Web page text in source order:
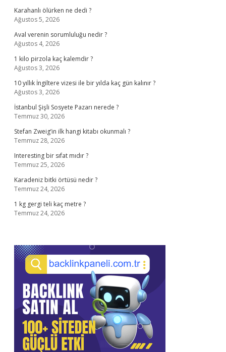
Karahanlı ölürken ne dedi ?
Ağustos 5, 2026
Aval verenin sorumluluğu nedir ?
Ağustos 4, 2026
1 kilo pirzola kaç kalemdir ?
Ağustos 3, 2026
10 yıllık İngiltere vizesi ile bir yılda kaç gün kalınır ?
Ağustos 3, 2026
İstanbul Şişli Sosyete Pazarı nerede ?
Temmuz 30, 2026
Stefan Zweig’in ilk hangi kitabı okunmalı ?
Temmuz 28, 2026
Interesting bir sıfat mıdır ?
Temmuz 25, 2026
Karadeniz bitki örtüsü nedir ?
Temmuz 24, 2026
1 kg gergi teli kaç metre ?
Temmuz 24, 2026